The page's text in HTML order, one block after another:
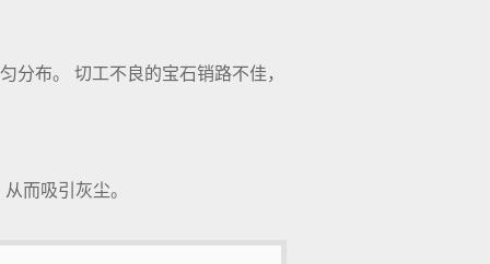
分布。 切工不良的宝石销路不佳，
而吸引灰尘。